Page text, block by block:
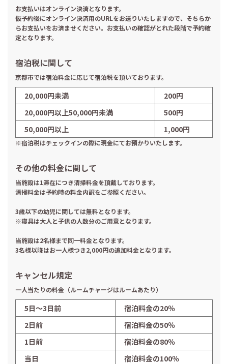
お支払いはオンライン決済となります。
仮予約後にオンライン決済用のURLをお送りいたしますので、そちらか
らお支払いをお済ませください。お支払いの確認がとれた段階で予約確
定となります。
宿泊税に関して
京都市では宿泊料金に応じて宿泊税を頂いております。
20,000円未満
200円
20,000円以上50,000円未満
500円
50,000円以上
1,000円
※宿泊税はチェックインの際に現金にてお預かりいたします。
その他の料金に関して
当施設は1滞在につき清掃料金を頂戴しております。
清掃料金は予約時の料金内訳をご参照ください。
3歳以下の幼児に関しては無料となります。
※寝具は大人と子供の人数分のご用意となります。
当施設は2名様まで同一料金となります。
3名様以降はお一人様つき2,000円の追加料金となります。
キャンセル規定
一人当たりの料金（ルームチャージはルームあたり）
5日〜3日前
宿泊料金の20％
2日前
宿泊料金の50％
1日前
宿泊料金の80％
当日
宿泊料金の100％